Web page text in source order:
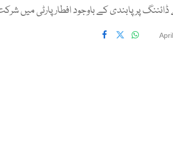
پر پابندی کے باوجود افطار پارٹی میں